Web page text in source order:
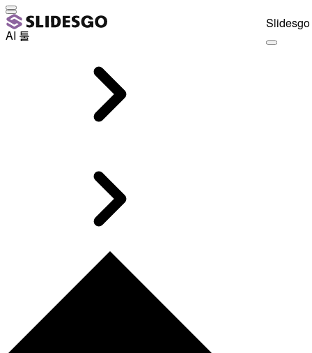
AI 툴